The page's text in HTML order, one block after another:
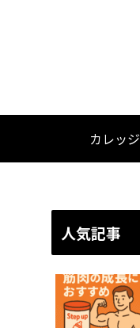
カレッジ
人気記事